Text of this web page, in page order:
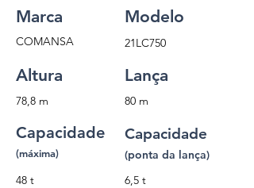
Marca Modelo
Altura Lança
Capacidade
(máxima)
Capacidade
(ponta da lança)
COMANSA 21LC750
78,8 m 80 m
48 t 6,5 t